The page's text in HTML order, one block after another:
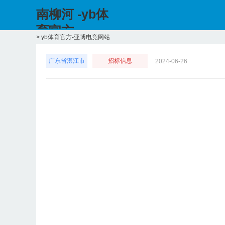
南柳河 -yb体
育官方
> yb体育官方-亚博电竞网站
广东省湛江市 招标信息 2024-06-26